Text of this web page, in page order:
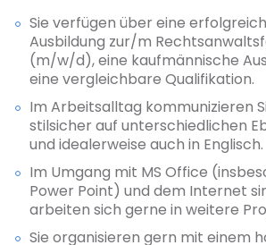
Sie verfügen über eine
Ausbildung zur/m
(m/w/d), eine kaufmännische
eine vergleichbare Qualifikation.
Im Arbeitsalltag kommunizieren
stilsicher auf unterschiedlichen
und idealerweise auch in Englisch.
Im Umgang mit MS Office
Power Point) und dem Internet
arbeiten sich gerne in weitere
Sie organisieren gern mit einem